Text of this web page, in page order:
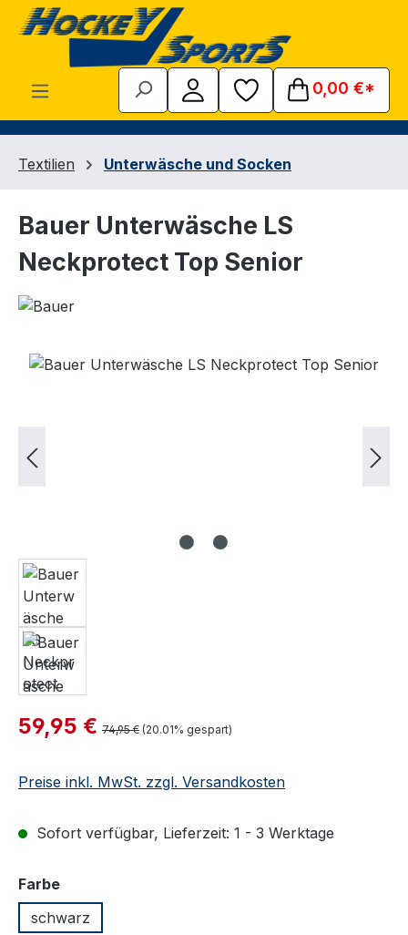
Zum Hauptinhalt springen
0,00 €*
Textilien Unterwäsche und Socken
Bauer Unterwäsche LS
Neckprotect Top Senior
Bildergalerie überspringen
Verkaufspreis:
59,95 € Regulärer Preis:
74,95 € (20.01% gespart)
Preise inkl. MwSt. zzgl. Versandkosten
Sofort verfügbar, Lieferzeit: 1 - 3 Werktage
Farbeauswählen
schwarz